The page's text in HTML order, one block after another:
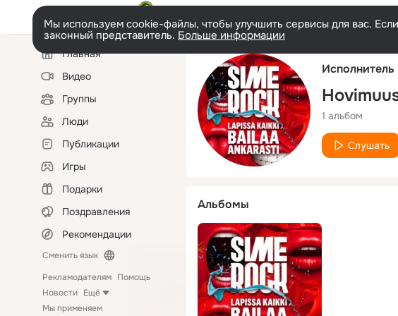
Мы используем cookie-файлы, чтобы улучшить сервисы для вас.
законный представитель. Больше информации
Левая
колонкаГлавная
Видео
Группы
Люди
Публикации
Игры
Подарки
Поздравления
Рекомендации
Сменить язык
Рекламодателям Помощь
Новости Ещё
Мы применяем
Исполнитель
1 альбом
Слушать
Альбомы